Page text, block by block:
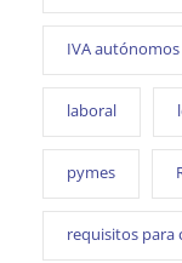
IVA autónomos
laboral
pymes
requisitos para